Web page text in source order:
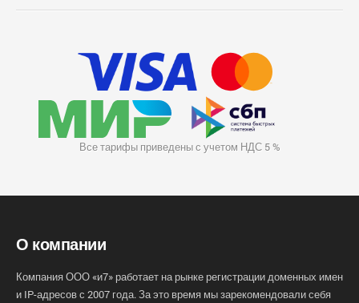
Все тарифы приведены с учетом НДС 5 %
О компании
Компания ООО «и7» работает на рынке регистрации доменных имен
и IP-адресов с 2007 года. За это время мы зарекомендовали себя